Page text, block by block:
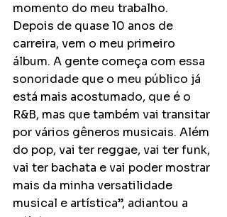
momento do meu trabalho.
Depois de quase 10 anos de
carreira, vem o meu primeiro
álbum. A gente começa com essa
sonoridade que o meu público já
está mais acostumado, que é o
R&B, mas que também vai transitar
por vários gêneros musicais. Além
do pop, vai ter reggae, vai ter funk,
vai ter bachata e vai poder mostrar
mais da minha versatilidade
musical e artística”, adiantou a